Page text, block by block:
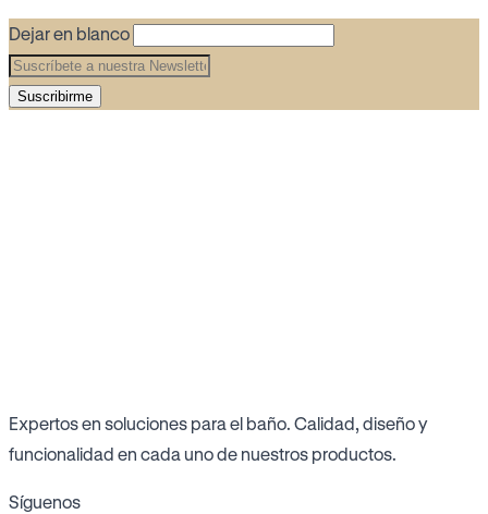
Dejar en blanco
Suscribirme
Expertos en soluciones para el baño. Calidad, diseño y
funcionalidad en cada uno de nuestros productos.
Síguenos